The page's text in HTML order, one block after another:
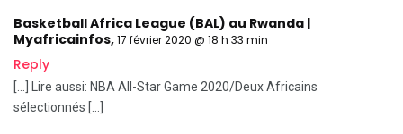
Basketball Africa League (BAL) au Rwanda |
Myafricainfos,17 février 2020 @ 18 h 33 min
Reply
[…] Lire aussi: NBA All-Star Game 2020/Deux Africains
sélectionnés […]